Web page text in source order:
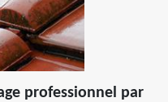
professionnel par